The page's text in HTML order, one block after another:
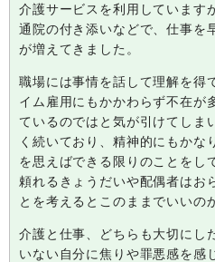
介護サービスを利用しています
通院の付き添いなどで、仕事を
が増えてきました。
職場には事情を話して理解を得
イム雇用にもかかわらず不在が
ているのではと気が引けてしま
く続いており、精神的にもかな
を思えばできる限りのことをし
頼れるきょうだいや配偶者はお
とを考えるとこのままでいいの
介護と仕事、どちらも大切にし
いない自分に焦りや罪悪感を感